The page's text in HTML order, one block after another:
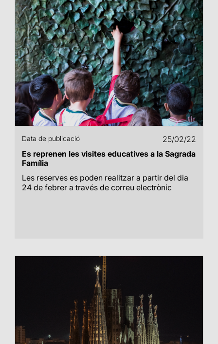
Data de publicació
25/02/22
Es reprenen les visites educatives a la Sagrada
Família
Les reserves es poden realitzar a partir del dia
24 de febrer a través de correu electrònic